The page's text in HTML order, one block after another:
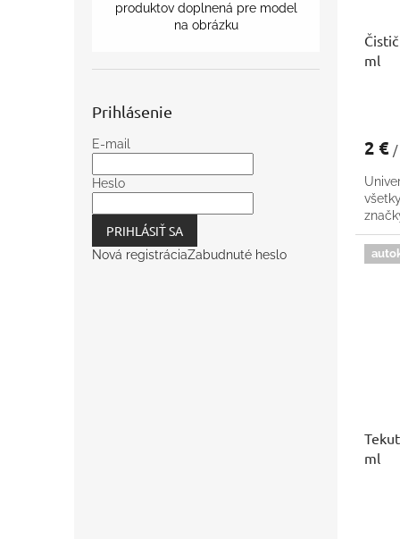
produktov doplnená pre model
na obrázku
Prihlásenie
E-mail
Heslo
PRIHLÁSIŤ SA
Nová registráciaZabudnuté heslo
ml
2 € /
ml